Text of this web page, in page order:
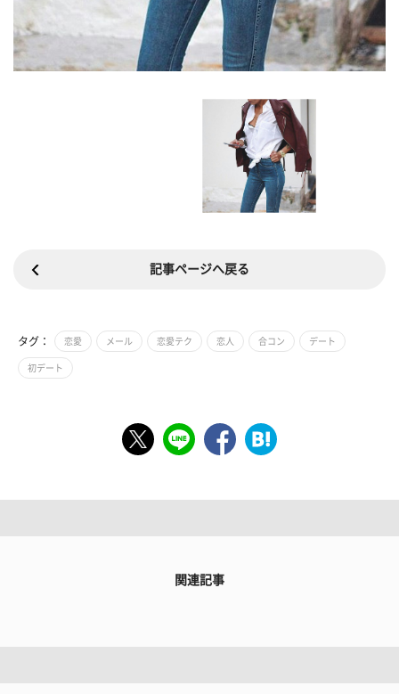
記事ページへ戻る
タグ： 恋愛 メール 恋愛テク 恋人 合コン デート
初デート
関連記事